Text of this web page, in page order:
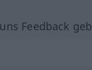
Feedback